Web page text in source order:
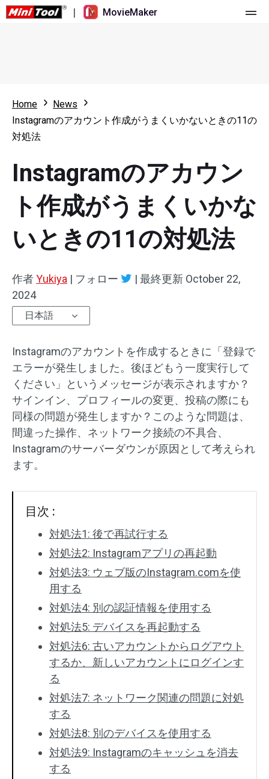
| MovieMaker
更新履歴
マルチトラック動画編集
アスペクト比
速度変更/リバース
オーディオエフェクト
テキスト/エレメント
動画エフェクト
動画色調整
回転/反転
バッチ処理
透かしなし
リソース
ビデオ編集のヒント
画面録画ツール
動画変換ツール
オンライン動画ダウンロード ツール
Home
News
Instagramのアカウント作成がうまくいかないときの11の
対処法
Instagramのアカウン
ト作成がうまくいかな
いときの11の対処法
作者Yukiya | フォロー | 最終更新 October 22,
2024
日本語
Instagramのアカウントを作成するときに「登録で
エラーが発生しました。後ほどもう一度実行して
ください」というメッセージが表示されますか？
サインイン、プロフィールの変更、投稿の際にも
同様の問題が発生しますか？このような問題は、
間違った操作、ネットワーク接続の不具合、
Instagramのサーバーダウンが原因として考えられ
ます。
目次 :
対処法1: 後で再試行する
対処法2: Instagramアプリの再起動
対処法3: ウェブ版のInstagram.comを使
用する
対処法4: 別の認証情報を使用する
対処法5: デバイスを再起動する
対処法6: 古いアカウントからログアウト
するか、新しいアカウントにログインす
る
対処法7: ネットワーク関連の問題に対処
する
対処法8: 別のデバイスを使用する
対処法9: Instagramのキャッシュを消去
する